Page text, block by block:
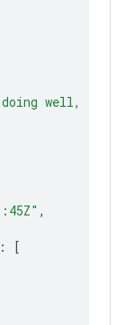
well,
:
[